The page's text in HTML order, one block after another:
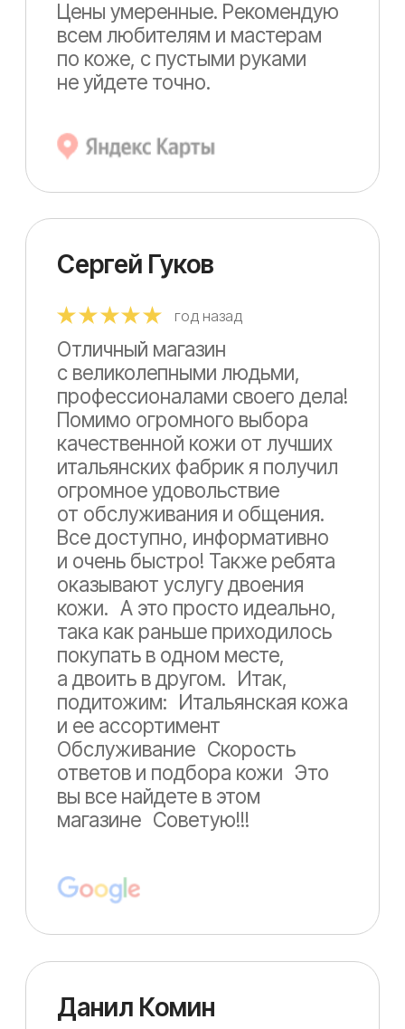
В первый раз заказывал здесь
кожу, кожа превосходная, без
опасался заказывать так как
не привык заказывать что
супер! Работать с этой кожей
одно удовольствие заказывал
Данил Комин
Читать все отзывы
Узнать подробнее
Бесплатное
двоение кожи
При покупке кожи у нас, вы можете
заказать также бесплатное
двоение
Camoga 720
Максимальная точность
До 0,5 мм